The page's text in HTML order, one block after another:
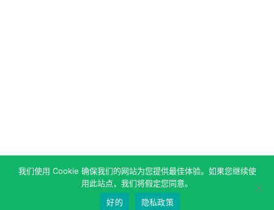
我们使用 Cookie 确保我们的网站为您提供最佳体验。如果您继续使
用此站点，我们将假定您同意。
好的
隐私政策